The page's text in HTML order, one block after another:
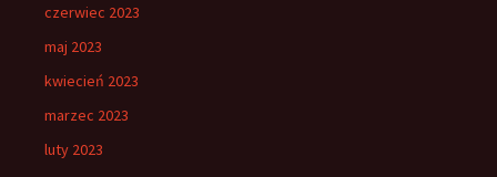
czerwiec 2023
maj 2023
kwiecień 2023
marzec 2023
luty 2023